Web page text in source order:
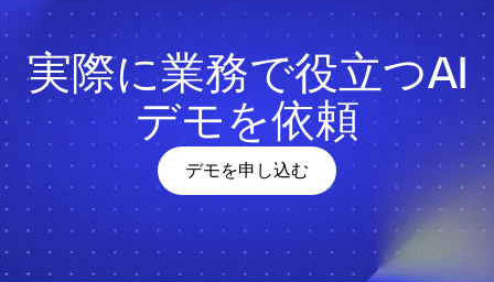
実際に業務で役立つAI
デモを依頼
デモを申し込む